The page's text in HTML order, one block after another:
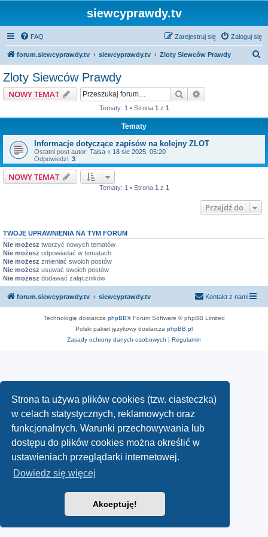
Strona ta używa plików cookies (tzw. ciasteczka)
w celach statystycznych, reklamowych oraz
funkcjonalnych. Warunki przechowywania lub
dostępu do plików cookies można określić w
ustawieniach przeglądarki internetowej.
Dowiedz się więcej
Akceptuję!
siewcyprawdy.tv
FAQ Zaloguj się
Zarejestruj się
forum.siewcyprawdy.tv siewcyprawdy.tv Zloty Siewców Prawdy
Zloty Siewców Prawdy
NOWY TEMAT Szukaj
Tematy: 1 • Strona 1 z 1
Tematy
Informacje dotyczące zapisów na kolejny ZLOT
Ostatni post autor: Taisa « 18 sie 2025, 05:20
Odpowiedzi: 3
NOWY TEMAT
Tematy: 1 • Strona 1 z 1
Przejdź do
TWOJE UPRAWNIENIA NA TYM FORUM
Nie możesz tworzyć nowych tematów
Nie możesz odpowiadać w tematach
Nie możesz zmieniać swoich postów
Nie możesz usuwać swoich postów
Nie możesz dodawać załączników
forum.siewcyprawdy.tv siewcyprawdy.tv Kontakt z nami
Technologię dostarcza phpBB® Forum Software © phpBB Limited
Polski pakiet językowy dostarcza phpBB.pl
Zasady ochrony danych osobowych | Regulamin